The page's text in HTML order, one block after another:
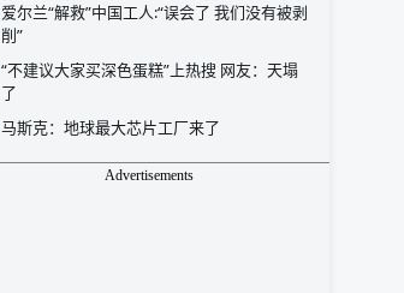
爱尔兰“解救”中国工人:“误会了 我们没有被剥
削”
“不建议大家买深色蛋糕”上热搜 网友：天塌
了
马斯克：地球最大芯片工厂来了
Advertisements